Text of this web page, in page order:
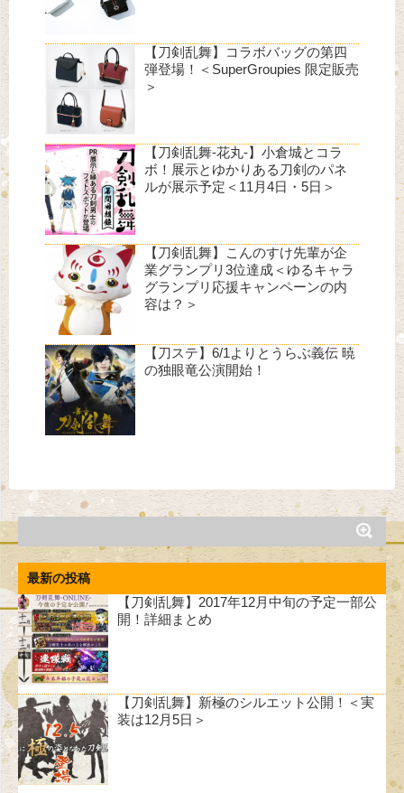
【刀剣乱舞】コラボバッグの第四
弾登場！＜SuperGroupies 限定販売
＞
【刀剣乱舞-花丸-】小倉城とコラ
ボ！展示とゆかりある刀剣のパネ
ルが展示予定＜11月4日・5日＞
【刀剣乱舞】こんのすけ先輩が企
業グランプリ3位達成＜ゆるキャラ
グランプリ応援キャンペーンの内
容は？＞
【刀ステ】6/1よりとうらぶ義伝 暁
の独眼竜公演開始！
最新の投稿
【刀剣乱舞】2017年12月中旬の予定一部公
開！詳細まとめ
【刀剣乱舞】新極のシルエット公開！＜実
装は12月5日＞